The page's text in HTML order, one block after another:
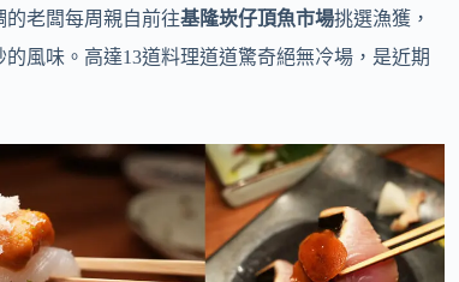
的老闆每周親自前往基隆崁仔頂魚市場挑選漁獲，
風味。高達13道料理道道驚奇絕無冷場，是近期